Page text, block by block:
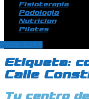
Fisioterapia
Podologia
Nutricion
Pilates
Etiqueta:
Calle
Tu centro